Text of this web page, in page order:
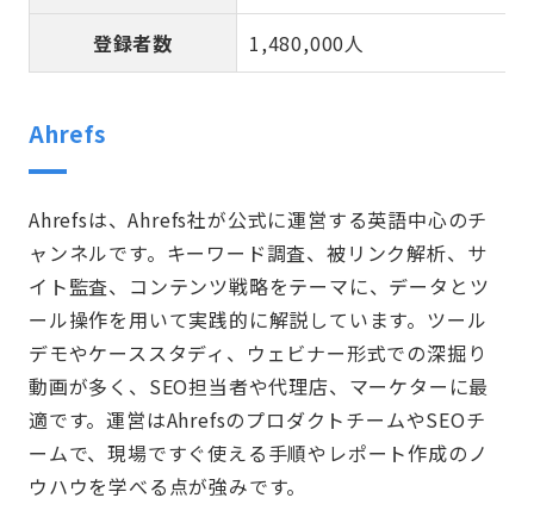
登録者数 1,480,000人
Ahrefs
Ahrefsは、Ahrefs社が公式に運営する英語中心のチ
ャンネルです。キーワード調査、被リンク解析、サ
イト監査、コンテンツ戦略をテーマに、データとツ
ール操作を用いて実践的に解説しています。ツール
デモやケーススタディ、ウェビナー形式での深掘り
動画が多く、SEO担当者や代理店、マーケターに最
適です。運営はAhrefsのプロダクトチームやSEOチ
ームで、現場ですぐ使える手順やレポート作成のノ
ウハウを学べる点が強みです。